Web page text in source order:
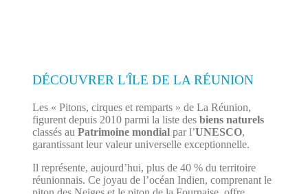
DÉCOUVRER L'ÎLE DE LA RÉUNION
Les « Pitons, cirques et remparts » de La Réunion,
figurent depuis 2010 parmi la liste des biens naturels
classés au Patrimoine mondialpar l’UNESCO,
garantissant leur valeur universelle exceptionnelle.
Il représente, aujourd’hui, plus de 40 % du territoire
réunionnais. Ce joyau de l’océan Indien, comprenant le